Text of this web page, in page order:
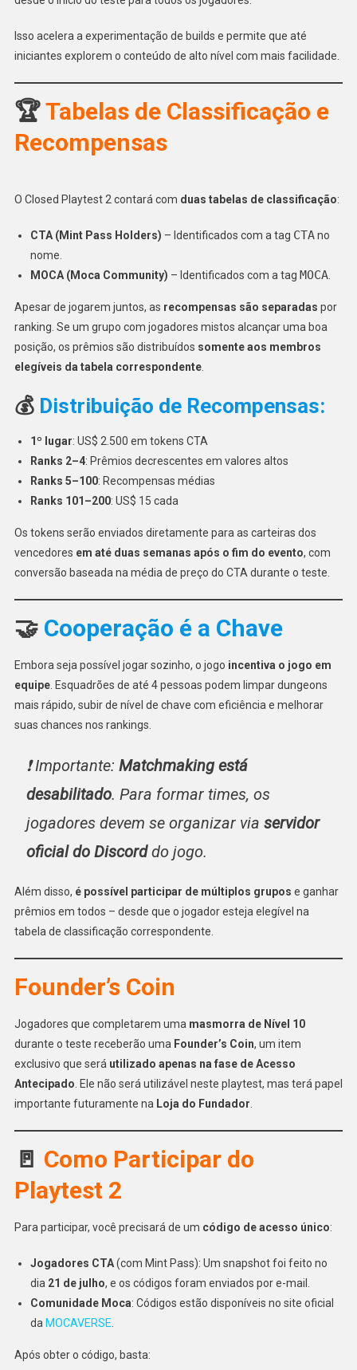
Isso acelera a experimentação de builds e permite que até
iniciantes explorem o conteúdo de alto nível com mais facilidade.
🏆Tabelas de Classificação e
Recompensas
O Closed Playtest 2 contará com duas tabelas de classificação:
CTA (Mint Pass Holders) – Identificados com a tag CTAno
nome.
MOCA (Moca Community) – Identificados com a tag MOCA.
Apesar de jogarem juntos, as recompensas são separadas por
ranking. Se um grupo com jogadores mistos alcançar uma boa
posição, os prêmios são distribuídos somente aos membros
elegíveis da tabela correspondente.
💰 Distribuição de Recompensas:
1º lugar: US$ 2.500 em tokens CTA
Ranks 2–4: Prêmios decrescentes em valores altos
Ranks 5–100: Recompensas médias
Ranks 101–200: US$ 15 cada
Os tokens serão enviados diretamente para as carteiras dos
vencedores em até duas semanas após o fim do evento, com
conversão baseada na média de preço do CTA durante o teste.
🤝 Cooperação é a Chave
Embora seja possível jogar sozinho, o jogo incentiva o jogo em
equipe. Esquadrões de até 4 pessoas podem limpar dungeons
mais rápido, subir de nível de chave com eficiência e melhorar
suas chances nos rankings.
❗ Importante: Matchmaking está
desabilitado. Para formar times, os
jogadores devem se organizar via servidor
oficial do Discorddo jogo.
Além disso, é possível participar de múltiplos grupos e ganhar
prêmios em todos – desde que o jogador esteja elegível na
tabela de classificação correspondente.
Founder’s Coin
Jogadores que completarem uma masmorra de Nível 10
durante o teste receberão uma Founder’s Coin, um item
exclusivo que será utilizado apenas na fase de Acesso
Antecipado . Ele não será utilizável neste playtest, mas terá papel
importante futuramente na Loja do Fundador
🚪 Como Participar do
Playtest 2
Para participar, você precisará de um código de acesso único:
Jogadores CTA(com Mint Pass): Um snapshot foi feito no
dia 21 de julho, e os códigos foram enviados por e-mail.
Comunidade Moca: Códigos estão disponíveis no site oficial
da MOCAVERSE
Após obter o código, basta: